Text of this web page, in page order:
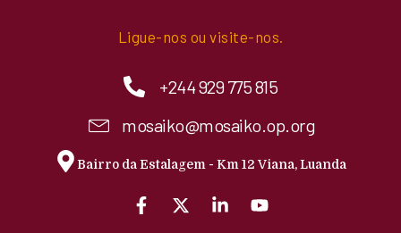
Ligue-nos ou visite-nos.
+244 929 775 815
mosaiko@mosaiko.op.org
Bairro da Estalagem - Km 12 Viana, Luanda